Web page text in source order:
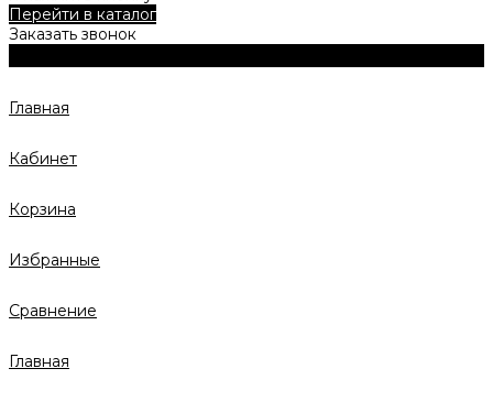
Перейти в каталог
Заказать звонок
Главная
Кабинет
Корзина
Избранные
Сравнение
Главная